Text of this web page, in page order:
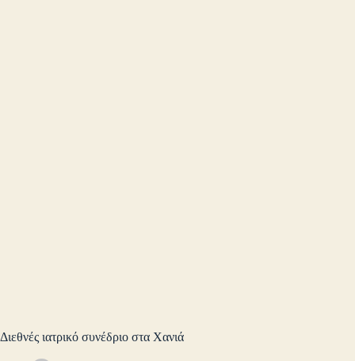
Διεθνές ιατρικό συνέδριο στα Χανιά